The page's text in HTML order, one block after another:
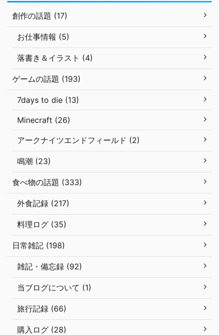
創作の話題 (17)
お仕事情報 (5)
落書き＆イラスト (4)
ゲームの話題 (193)
7days to die (13)
Minecraft (26)
アークナイツエンドフィールド (2)
鳴潮 (23)
食べ物の話題 (333)
外食記録 (217)
料理ログ (35)
日常雑記 (198)
雑記・備忘録 (92)
当ブログについて (1)
旅行記録 (66)
購入ログ (28)